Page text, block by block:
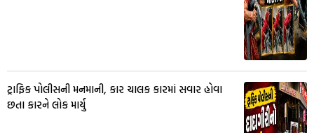
ટ્રાફિક પોલીસની મનમાની, કાર ચાલક કારમાં સવાર હોવા
છતા કારને લોક માર્યુ